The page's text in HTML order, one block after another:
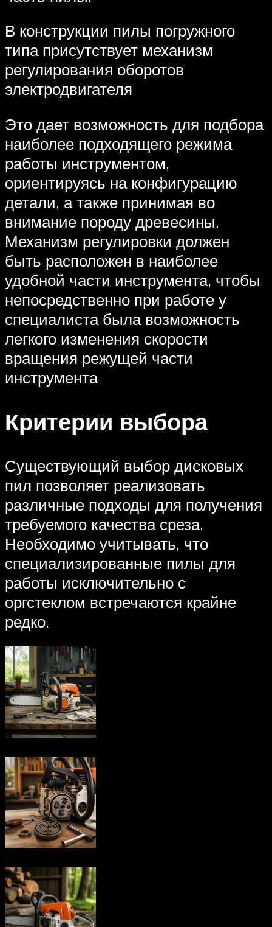
В конструкции пилы погружного
типа присутствует механизм
регулирования оборотов
электродвигателя
Это дает возможность для подбора
наиболее подходящего режима
работы инструментом,
ориентируясь на конфигурацию
детали, а также принимая во
внимание породу древесины.
Механизм регулировки должен
быть расположен в наиболее
удобной части инструмента, чтобы
непосредственно при работе у
специалиста была возможность
легкого изменения скорости
вращения режущей части
инструмента
Критерии выбора
Существующий выбор дисковых
пил позволяет реализовать
различные подходы для получения
требуемого качества среза.
Необходимо учитывать, что
специализированные пилы для
работы исключительно с
оргстеклом встречаются крайне
редко.